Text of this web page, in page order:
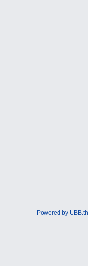
Powered by